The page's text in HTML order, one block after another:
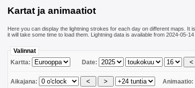
Kartat ja animaatiot
Here you can display the lightning strokes for each day on different maps. It
it will take some time to load them. Lightning data is available from 2024-05-
Valinnat
Kartta:
Date:
Aikajana: Animaatio: